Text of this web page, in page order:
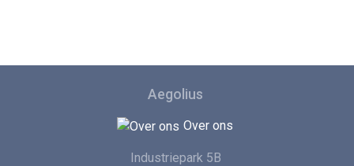
Aegolius
Over ons
Industriepark 5B